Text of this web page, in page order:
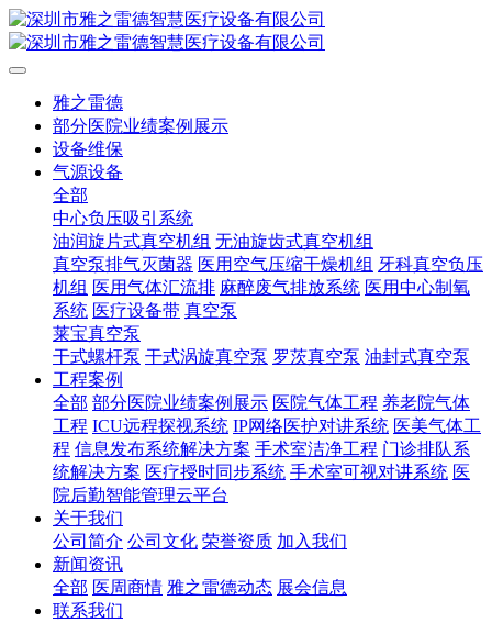
雅之雷德
部分医院业绩案例展示
设备维保
气源设备
全部
中心负压吸引系统
油润旋片式真空机组 无油旋齿式真空机组
真空泵排气灭菌器 医用空气压缩干燥机组 牙科真空负压
机组 医用气体汇流排 麻醉废气排放系统 医用中心制氧
系统 医疗设备带 真空泵
莱宝真空泵
干式螺杆泵 干式涡旋真空泵 罗茨真空泵 油封式真空泵
工程案例
全部 部分医院业绩案例展示 医院气体工程 养老院气体
工程 ICU远程探视系统 IP网络医护对讲系统 医美气体工
程 信息发布系统解决方案 手术室洁净工程 门诊排队系
统解决方案 医疗授时同步系统 手术室可视对讲系统 医
院后勤智能管理云平台
关于我们
公司简介 公司文化 荣誉资质 加入我们
新闻资讯
全部 医周商情 雅之雷德动态 展会信息
联系我们